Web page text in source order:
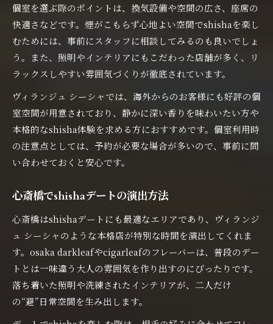
個室を選ぶ際のポイントは、換気設備や空間の広さ、座席の
快適さなどです。煙がこもらず心地よい空間でshishaを楽し
むためには、事前にスタッフに相談してみるのも良いでしょ
う。また、照明やインテリアにもこだわった店舗が多く、リ
ラックスしやすい雰囲気づくりが徹底されています。
ヴィランジュ シーシャでは、海外からのお客様にも好評の個
室空間が用意されており、静かに深い香りを味わいたい方や
本格的なshisha体験を求める方におすすめです。個室利用時
の注意点としては、予約が必要な場合が多いので、事前に問
い合わせておくと安心です。
心斎橋でshishaデートの演出方法
心斎橋はshishaデートにも最適なエリアであり、ヴィランジ
ュ シーシャのような本格店が特別な時間を演出してくれま
す。osaka darkleafやcigarleafのフレーバーは、普段のデー
トとは一味違う大人の雰囲気を作り出すのにぴったりです。
落ち着いた照明や洗練されたインテリアが、二人だけ
の“避”日常空間を生み出します。